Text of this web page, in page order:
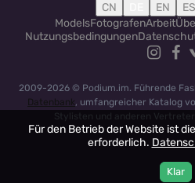
CN EN ES
ModelsFotografenArbeit
Nutzungsbedingungen
2009-2026 © Podium.im. Führende
Datenbank, umfangreicher Katalog
Stylisten und anderen
Für den Betrieb der Website ist
erforderlich.
Klar